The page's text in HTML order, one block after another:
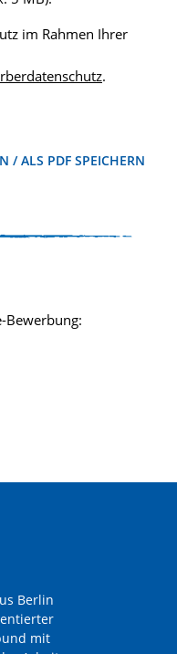
im Rahmen Ihrer
.
/ ALS PDF SPEICHERN
Berlin
mit